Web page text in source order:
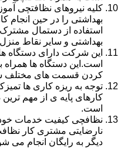
کلیه نیروهای نظافتچی
بهداشتی را در حین انجام
استفاده از دستمال
بهداشتی و سایر نقاط
این شرکت دارای دستگاه
است.این دستگاه ها همراه
کردن قسمت های مختلف
توجه به ریزه کاری ها
کارهای پایه ی از مهم
است.
نظافچی کیفیت خدمات
نارضایتی مشتری کار
دیگر به رایگان انجام می